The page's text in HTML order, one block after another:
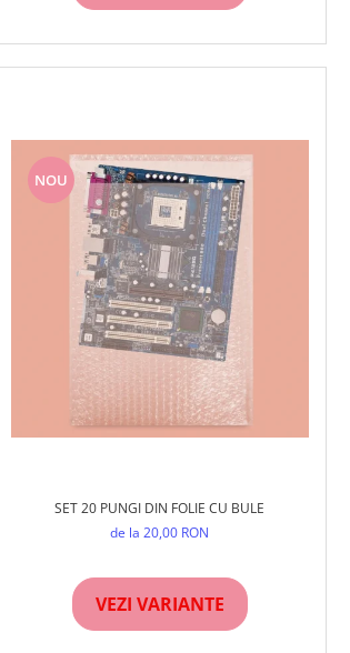
NOU
SET 20 PUNGI DIN FOLIE CU BULE
de la 20,00 RON
VEZI VARIANTE